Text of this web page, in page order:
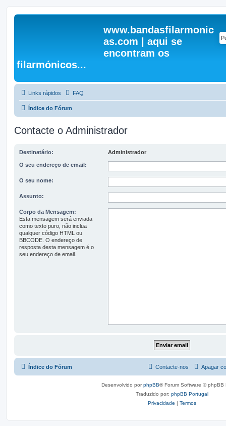
www.bandasfilarmonic
as.com | aqui se
encontram os
filarmónicos...
Links rápidos FAQ
Índice do Fórum
Contacte o Administrador
Destinatário: Administrador
O seu endereço de email:
O seu nome:
Assunto:
Corpo da Mensagem:
Esta mensagem será enviada
como texto puro, não inclua
qualquer código HTML ou
BBCODE. O endereço de
resposta desta mensagem é o
seu endereço de email.
Índice do Fórum Apagar
Contacte-nos
Desenvolvido porphpBB® Forum Software © phpBB
Traduzido por: phpBB Portugal
Privacidade | Termos